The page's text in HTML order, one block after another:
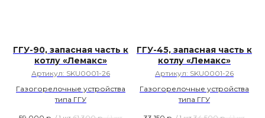
ГГУ-90, запасная часть к
котлу «Лемакс»
Артикул: SKU0001-26
Газогорелочные устройства
типа ГГУ
ГГУ-45, запасная часть к
котлу «Лемакс»
Артикул: SKU0001-26
Газогорелочные устройства
типа ГГУ